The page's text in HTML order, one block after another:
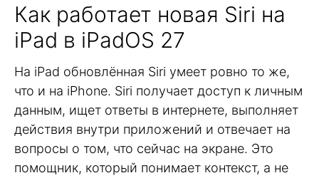
Как работает новая Siri на
iPad в iPadOS 27
На iPad обновлённая Siri умеет ровно то же,
что и на iPhone. Siri получает доступ к личным
данным, ищет ответы в интернете, выполняет
действия внутри приложений и отвечает на
вопросы о том, что сейчас на экране. Это
помощник, который понимает контекст, а не